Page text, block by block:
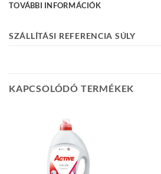
TOVÁBBI INFORMÁCIÓK
SZÁLLÍTÁSI REFERENCIA SÚLY
KAPCSOLÓDÓ TERMÉKEK